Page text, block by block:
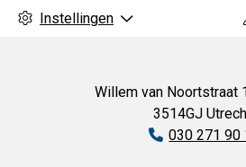
Instellingen
Willem van Noortstraat
3514GJ
Tel:
030 271 90